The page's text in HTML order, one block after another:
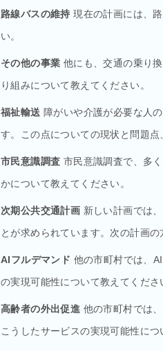
路線バスの維持 現在の計画には、
い。
その他の事業 他にも、交通の乗り
り組みについて教えてください。
福祉輸送 障がいや介護が必要な人
す。この点についての現状と問題点
市民意識調査 市民意識調査で、多
かについて教えてください。
次期公共交通計画 新しい計画では
とが求められています。次の計画の
AIフルデマンド 他の市町村では、
の実現可能性について教えてくださ
高齢者の外出促進 他の市町村では
こうしたサービスの実現可能性につ